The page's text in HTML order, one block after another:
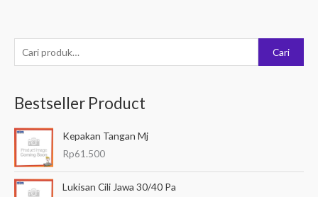
e
c
a
Cari
Bestseller Product
Kepakan Tangan Mj
Rp61.500
Lukisan Cili Jawa 30/40 Pa